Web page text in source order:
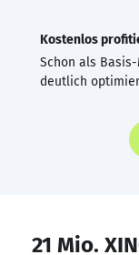
Kostenlos
Schon als
deutlich
21 Mio.